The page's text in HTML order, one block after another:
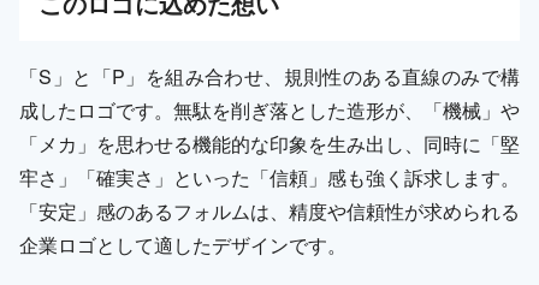
「S」と「P」を組み合わせ、規則性のある直線のみで構
成したロゴです。無駄を削ぎ落とした造形が、「機械」や
「メカ」を思わせる機能的な印象を生み出し、同時に「堅
牢さ」「確実さ」といった「信頼」感も強く訴求します。
「安定」感のあるフォルムは、精度や信頼性が求められる
企業ロゴとして適したデザインです。